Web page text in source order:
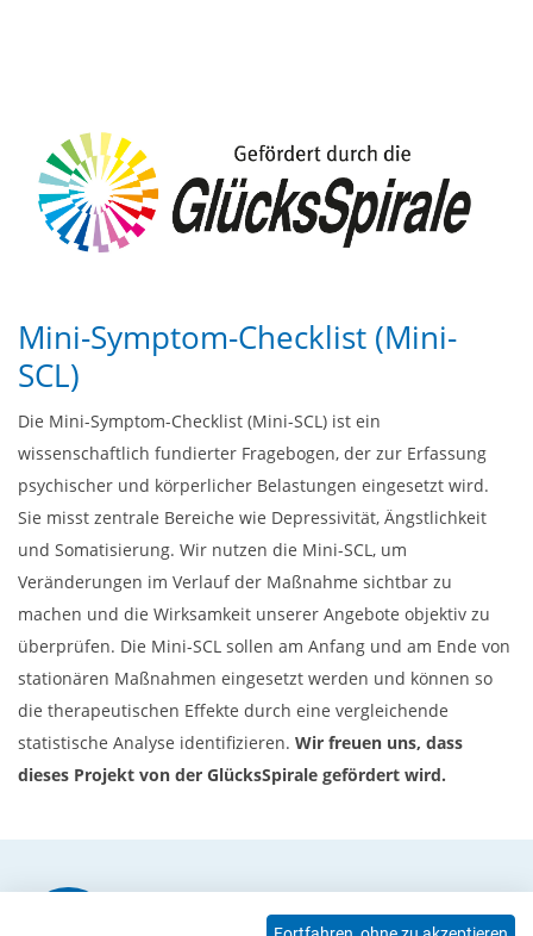
Mini-Symptom-Checklist (Mini-
SCL)
Die Mini-Symptom-Checklist (Mini-SCL) ist ein
wissenschaftlich fundierter Fragebogen, der zur Erfassung
psychischer und körperlicher Belastungen eingesetzt wird.
Sie misst zentrale Bereiche wie Depressivität, Ängstlichkeit
und Somatisierung. Wir nutzen die Mini-SCL, um
Veränderungen im Verlauf der Maßnahme sichtbar zu
machen und die Wirksamkeit unserer Angebote objektiv zu
überprüfen. Die Mini-SCL sollen am Anfang und am Ende von
stationären Maßnahmen eingesetzt werden und können so
die therapeutischen Effekte durch eine vergleichende
statistische Analyse identifizieren. Wir freuen uns, dass
dieses Projekt von der GlücksSpirale gefördert wird.